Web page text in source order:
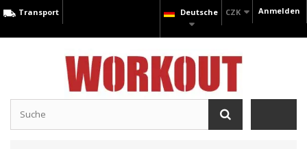
Anmelden
CZK
Deutsche
Transport